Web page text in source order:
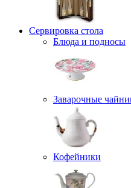
Сервировка стола
Блюда и подносы
Заварочные
Кофейники